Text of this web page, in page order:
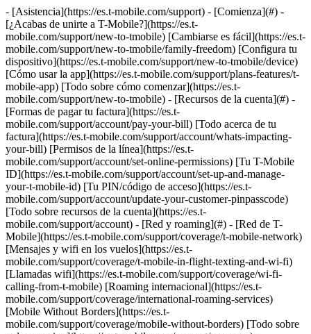
- [Asistencia](https://es.t-mobile.com/support) - [Comienza](#) - [¿Acabas de unirte a T-Mobile?](https://es.t-mobile.com/support/new-to-tmobile) [Cambiarse es fácil](https://es.t-mobile.com/support/new-to-tmobile/family-freedom) [Configura tu dispositivo](https://es.t-mobile.com/support/new-to-tmobile/device) [Cómo usar la app](https://es.t-mobile.com/support/plans-features/t-mobile-app) [Todo sobre cómo comenzar](https://es.t-mobile.com/support/new-to-tmobile) - [Recursos de la cuenta](#) - [Formas de pagar tu factura](https://es.t-mobile.com/support/account/pay-your-bill) [Todo acerca de tu factura](https://es.t-mobile.com/support/account/whats-impacting-your-bill) [Permisos de la línea](https://es.t-mobile.com/support/account/set-online-permissions) [Tu T-Mobile ID](https://es.t-mobile.com/support/account/set-up-and-manage-your-t-mobile-id) [Tu PIN/código de acceso](https://es.t-mobile.com/support/account/update-your-customer-pinpasscode) [Todo sobre recursos de la cuenta](https://es.t-mobile.com/support/account) - [Red y roaming](#) - [Red de T-Mobile](https://es.t-mobile.com/support/coverage/t-mobile-network) [Mensajes y wifi en los vuelos](https://es.t-mobile.com/support/coverage/t-mobile-in-flight-texting-and-wi-fi) [Llamadas wifi](https://es.t-mobile.com/support/coverage/wi-fi-calling-from-t-mobile) [Roaming internacional](https://es.t-mobile.com/support/coverage/international-roaming-services) [Mobile Without Borders](https://es.t-mobile.com/support/coverage/mobile-without-borders) [Todo sobre red y roaming](https://es.t-mobile.com/support/coverage) - [Asistencia de planes](#) - [Encuentra el plan ideal](https://es.t-mobile.com/support/plans-features/find-the-right-plan-for-you) [Netflix por cuenta nuestra](https://es.t-mobile.com/support/plans-features/netflix-on-us) [Planes hotspot](https://es.t-mobile.com/support/plans-features/mobile-internet-plans-for-hotspots) [Correo de voz](https://es.t-mobile.com/support/plans-features/voicemail) [Usa el Hotspot móvil](https://es.t-mobile.com/support/plans-features/smartphone-mobile-hotspot-wi-fi-sharing--tethering) [Todo sobre asistencia de planes](https://es.t-mobile.com/support/plans-features) - [Asistencia de dispositivo](#) - [Tutoriales](https://es.t-mobile.com/support/tutorials) [Resolución de problemas](https://es.t-mobile.com/support/phones-tablets-devices/troubleshooting) [Desbloquear tu dispositivo](https://es.t-mobile.com/support/devices/unlock-your-mobile-wireless-device) [Protege tu dispositivo](https://es.t-mobile.com/support/devices/protectionandlt360andgt-and-device-protection) [Tarjeta SIM e eSIM](https://es.t-mobile.com/support/devices/sim-esim) [Asistencia para dispositivos](https://es.t-mobile.com/support/phones-tablets-devices) - [Asistencia para empresas](#) - [Obtén T-Mobile para Empresas](https://es.t-mobile.com/support/business/new-to-business) [Facturación y pagos](https://es.t-mobile.com/support/business/billing) [Administra tu cuenta](https://es.t-mobile.com/support/business/account) [Pedidos y compras](https://es.t-mobile.com/support/business/orders-shopping) [Regístrate en Account Hub](https://es.t-mobile.com/support/business/account-hub-registration) [Todo sobre asistencia para empresas](https://es.t-mobile.com/support/business) [ASISTENCIA](https://es.t-mobile.com/support) - [Comienza](#) - [¿Acabas de unirte a T-Mobile?](https://es.t-mobile.com/support/new-to-tmobile) - [Cambiarse es fácil](https://es.t-mobile.com/support/new-to-tmobile/family-freedom) - [Configura tu dispositivo](https://es.t-mobile.com/support/new-to-tmobile/device) - [Cómo usar la app](https://es.t-mobile.com/support/plans-features/t-mobile-app) - [Todo sobre cómo comenzar](https://es.t-mobile.com/support/new-to-tmobile) - [Recursos de la cuenta](#) - [Formas de pagar tu factura](https://es.t-mobile.com/support/account/pay-your-bill) - [Todo acerca de tu factura](https://es.t-mobile.com/support/account/whats-impacting-your-bill) - [Permisos de la línea](https://es.t-mobile.com/support/account/set-online-permissions) - [Tu T-Mobile ID](https://es.t-mobile.com/support/account/set-up-and-manage-your-t-mobile-id) - [Tu PIN/código de acceso](https://es.t-mobile.com/support/account/update-your-customer-pinpasscode) - [Todo sobre recursos de la cuenta](https://es.t-mobile.com/support/account) - [Red y roaming](#) - [Red de T-Mobile](https://es.t-mobile.com/support/coverage/t-mobile-network) - [Mensajes y wifi en los vuelos](https://es.t-mobile.com/support/coverage/t-mobile-in-flight-texting-and-wi-fi) - [Llamadas wifi](https://es.t-mobile.com/support/coverage/wi-fi-calling-from-t-mobile) - [Roaming internacional](https://es.t-mobile.com/support/coverage/international-roaming-services) - [Mobile Without Borders](https://es.t-mobile.com/support/coverage/mobile-without-borders) - [Todo sobre red y roaming](https://es.t-mobile.com/support/coverage) - [Asistencia de planes](#) - [Encuentra el plan ideal](https://es.t-mobile.com/support/plans-features/find-the-right-plan-for-you) - [Netflix por cuenta nuestra](https://es.t-mobile.com/support/plans-features/netflix-on-us) - [Planes hotspot](https://es.t-mobile.com/support/plans-features/mobile-internet-plans-for-hotspots) - [Correo de voz](https://es.t-mobile.com/support/plans-features/voicemail) - [Usa el Hotspot móvil](https://es.t-mobile.com/support/plans-features/smartphone-mobile-hotspot-wi-fi-sharing--tethering) - [Todo sobre asistencia de planes](https://es.t-mobile.com/support/plans-features) - [Asistencia de dispositivo](#) - [Tutoriales](https://es.t-mobile.com/support/tutorials) - [Resolución de problemas](https://es.t-mobile.com/support/phones-tablets-devices/troubleshooting) - [Desbloquear tu dispositivo](https://es.t-mobile.com/support/devices/unlock-your-mobile-wireless-device) - [Protege tu dispositivo](https://es.t-mobile.com/support/devices/protectionandlt360andgt-and-device-protection) - [Tarjeta SIM e eSIM](https://es.t-mobile.com/support/devices/sim-esim) - [Asistencia para dispositivos](https://es.t-mobile.com/support/phones-tablets-devices) - [Asistencia para empresas](#) - [Obtén T-Mobile para Empresas](https://es.t-mobile.com/support/business/new-to-business) - [Facturación y pagos](https://es.t-mobile.com/support/business/billing) - [Administra tu cuenta](https://es.t-mobile.com/support/business/account) - [Pedidos y compras](https://es.t-mobile.com/support/business/orders-shopping) - [Regístrate en Account Hub](https://es.t-mobile.com/support/business/account-hub-registration) - [Todo sobre asistencia para empresas](https://es.t-mobile.com/support/business) [Asistencia](https://es.t-mobile.com/support/) [Planes y funciones](https://es.t-mobile.com/support/community/plans-features) # Ayuda con estafas y spam 0 Added! [](https://es.t-mobile.com) ### Administrar enlaces Haz clic en cualquier [available links](https://es.t-mobile.com) to add. Haz clic en cualquier [added links](https://es.t-mobile.com) to remove. Enlaces con [no highlight](https://es.t-mobile.com) can't be sent. Listo (0 Links) Usa esta página para identificar, reportar y evitar el spam y las estafas en tu cuenta y dispositivo de T-Mobile. ## En esta página: - [Spam y estafas por mensaje de texto (SMS)](https://es.t-mobile.com#steps1) - [Identificación de fraude y Bloqueo de llamadas fraudulentas](https://es.t-mobile.com#steps2) - [Scam Shield en T-Life](https://es.t-mobile.com#steps3) - [Otros pasos para evitar estafas y spam](https://es.t-mobile.com#steps4) ## [](https://es.t-mobile.com)Spam y estafas por mensaje de texto (SMS) Un mensaje de texto (SMS) spam es cualquier mensaje de texto no deseado, a menudo de compañías, fuentes de noticias, bancos, restaurantes, etc. que puedas recibir. Los SMS no deseados no deberían confundirse con [códigos cortos para autoservicio](https://es.t-mobile.com/support/plans-features/self-service-short-codes), que incluyen códigos cortos de T-Mobile que usamos para enviarte información de tu cuenta. - T-Mobile está comprometido a luchar contra el spam móvil y alienta a nuestros clientes a informarnos sobre mensajes no deseados para que investiguemos. Si recibes un mensaje no deseado, reenvíalo al Servicio para reportar spam usando los pasos correspondientes a tu dispositivo que se describen en esta página. - Reenviamos el mensaje automáticamente al Centro de seguridad para su análisis. El Centro de seguridad es un sistema global dirigido por un proveedor en nuestro nombre para ayudar a proteger a los suscriptores de teléfonos móviles de spam, fraude y software malintencionado. El sistema del Centro de seguridad está vinculado a una base de datos global que realiza seguimientos de potenciales mensajes de spam. La información que se proporciona al Centro de seguridad puede ser compartida con agencias gubernamentales que trabajan para combatir el spam y evitar prácticas fraudulentas, engañosas y desleales. ### Reportar mensajes spam: Apple iOS Reportar spam o correo basura no evita que quien lo envió siga enviando mensajes, pero puedes bloquear el número para dejar de recibirlos. La opción para reportar mensajes spam en iPhone está disponible en dispositivos con iOS 16 o posteriores. En caso de dispositivos anteriores que usan versiones iOS anteriores, sigue los pasos para reenviar el mensaje al 7726. Para reportar spam: 1. Comienza la conversación con el mensaje spam y desplázate hasta la parte inferior. 2. Elige __Report Junk (reportar no deseado)__ > __Delete and Report Junk (eliminar y reportar no deseado)__. ### Reportar mensajes spam: Android La mayoría de